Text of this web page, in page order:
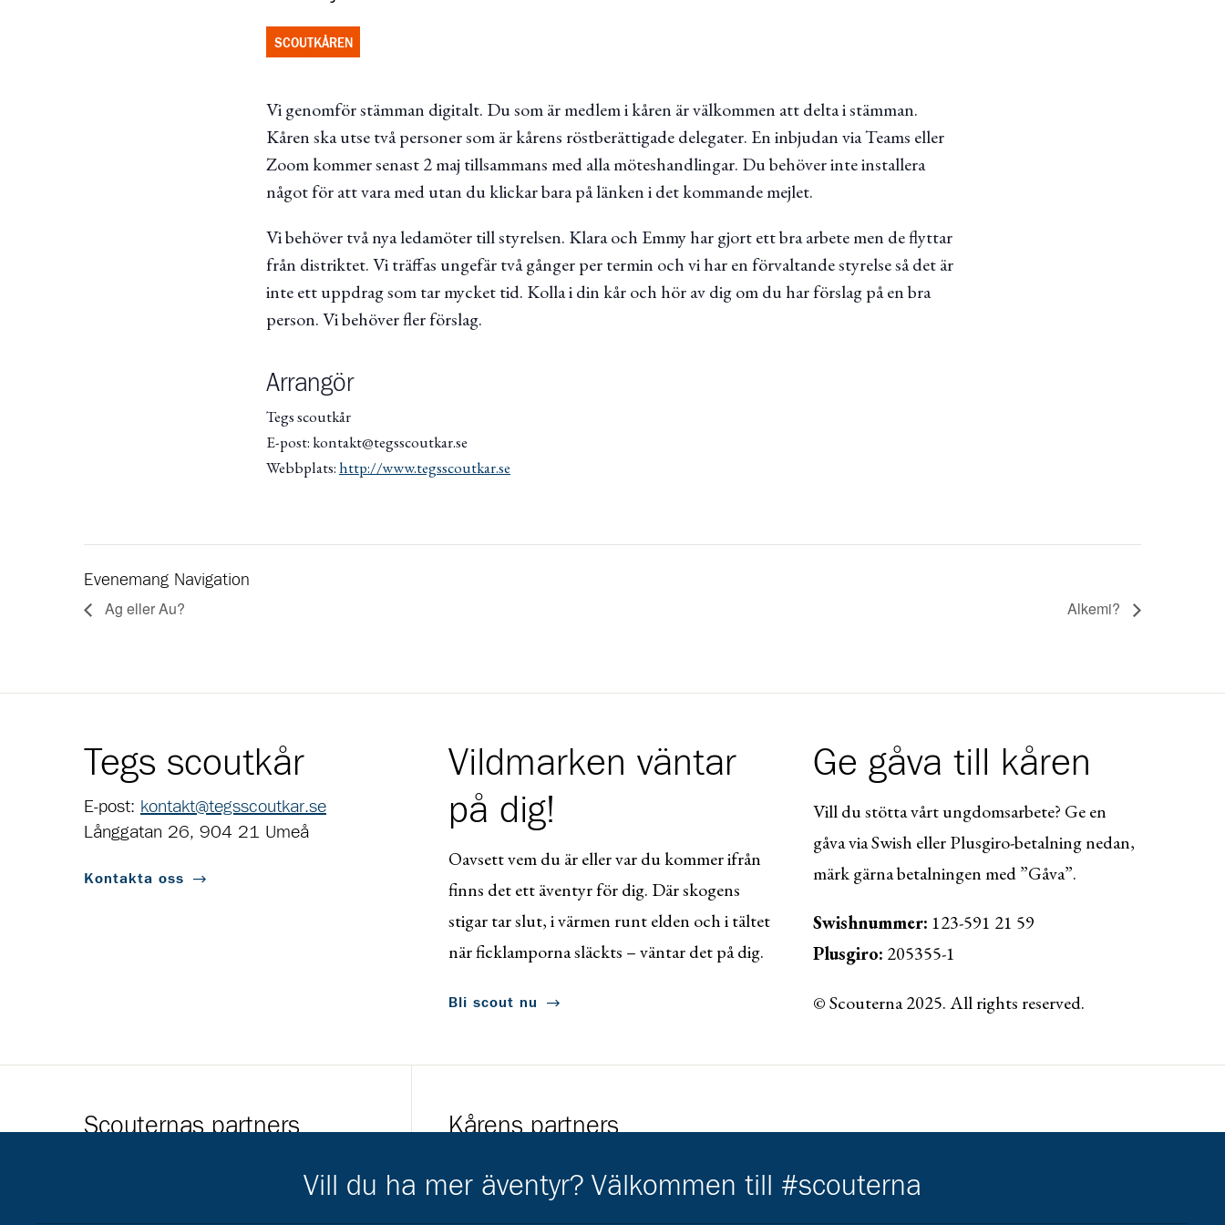
SCOUTKÅREN
Vi genomför stämman digitalt. Du som är medlem i kåren är välkommen att delta i stämman.
Kåren ska utse två personer som är kårens röstberättigade delegater. En inbjudan via Teams eller
Zoom kommer senast 2 maj tillsammans med alla möteshandlingar. Du behöver inte installera
något för att vara med utan du klickar bara på länken i det kommande mejlet.
Vi behöver två nya ledamöter till styrelsen. Klara och Emmy har gjort ett bra arbete men de flyttar
från distriktet. Vi träffas ungefär två gånger per termin och vi har en förvaltande styrelse så det är
inte ett uppdrag som tar mycket tid. Kolla i din kår och hör av dig om du har förslag på en bra
person. Vi behöver fler förslag.
Arrangör
Tegs scoutkår
E-post: kontakt@tegsscoutkar.se
Webbplats:http://www.tegsscoutkar.se
Evenemang Navigation
Ag eller Au? Alkemi?
Tegs scoutkår
E-post: kontakt@tegsscoutkar.se
Långgatan 26, 904 21 Umeå
Kontakta oss
Vildmarken väntar
på dig!
Oavsett vem du är eller var du kommer ifrån
finns det ett äventyr för dig. Där skogens
stigar tar slut, i värmen runt elden och i tältet
när ficklamporna släckts – väntar det på dig.
Bli scout nu
Ge gåva till kåren
Vill du stötta vårt ungdomsarbete? Ge en
gåva via Swish eller Plusgiro-betalning nedan,
märk gärna betalningen med ”Gåva”.
Swishnummer: 123-591 21 59
Plusgiro: 205355-1
© Scouterna 2025. All rights reserved.
Scouternas partners Kårens partners
Gå till https://www.mera.se/ Gå till https://www.lansforsakringar.se/vasterbotten/privat/
Vill du ha mer äventyr? Välkommen till #scouterna